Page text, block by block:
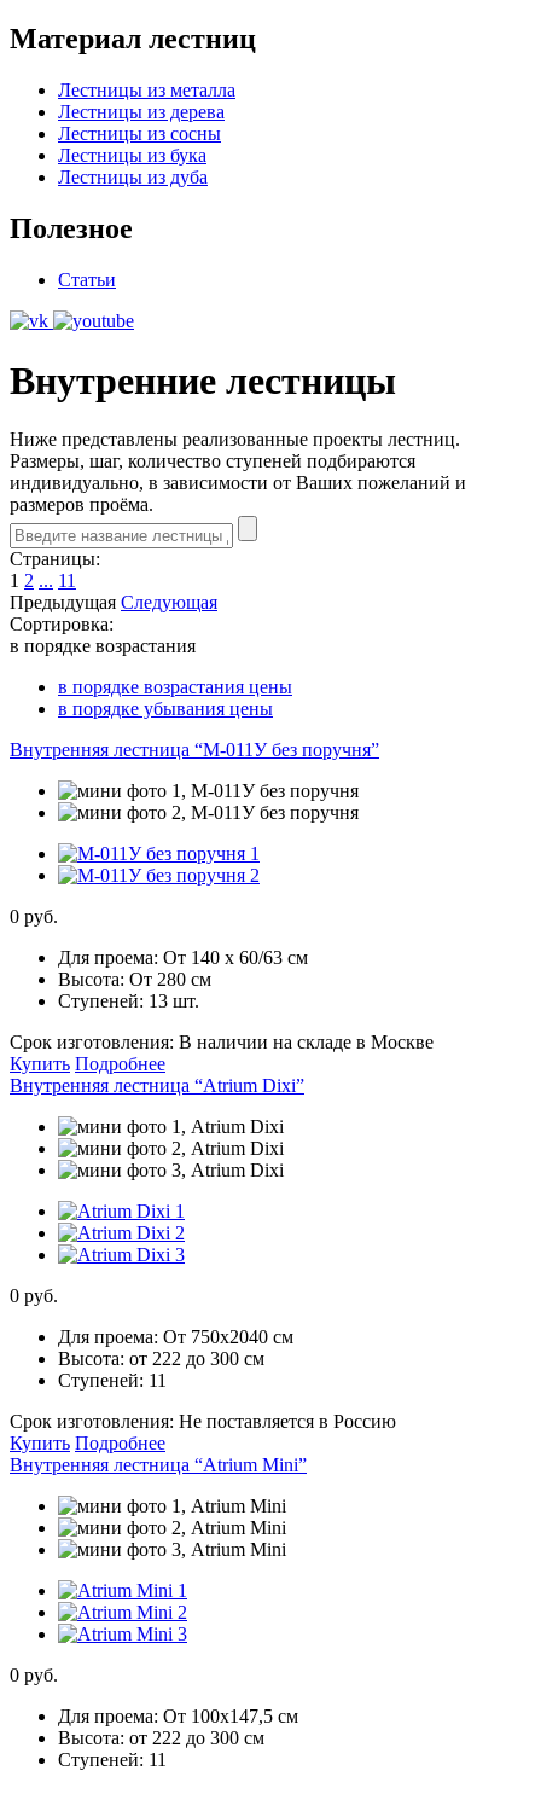
Материал лестниц
Лестницы из металла
Лестницы из дерева
Лестницы из сосны
Лестницы из бука
Лестницы из дуба
Полезное
Статьи
Внутренние лестницы
Ниже представлены реализованные проекты лестниц.
Размеры, шаг, количество ступеней подбираются
индивидуально, в зависимости от Ваших пожеланий и
размеров проёма.
Страницы:
1 2 ... 11
Предыдущая Следующая
Сортировка:
в порядке возрастания
в порядке возрастания цены
в порядке убывания цены
Внутренняя лестница “М-011У без поручня”
0 руб.
Для проема: От 140 х 60/63 см
Высота: От 280 см
Ступеней: 13 шт.
Срок изготовления: В наличии на складе в Москве
Купить Подробнее
Внутренняя лестница “Atrium Dixi”
0 руб.
Для проема: От 750х2040 см
Высота: от 222 до 300 см
Ступеней: 11
Срок изготовления: Не поставляется в Россию
Купить Подробнее
Внутренняя лестница “Atrium Mini”
0 руб.
Для проема: От 100х147,5 см
Высота: от 222 до 300 см
Ступеней: 11